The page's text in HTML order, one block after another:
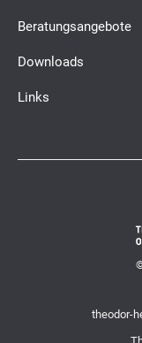
Beratungsangebote
Downloads
Links
theodor-